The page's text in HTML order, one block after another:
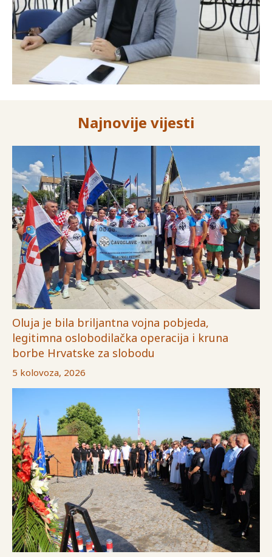
Najnovije vijesti
Oluja je bila briljantna vojna pobjeda,
legitimna oslobodilačka operacija i kruna
borbe Hrvatske za slobodu
5 kolovoza, 2026